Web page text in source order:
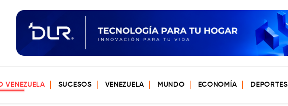
VENEZUELA SUCESOS VENEZUELA MUNDO ECONOMÍA DEPORTES